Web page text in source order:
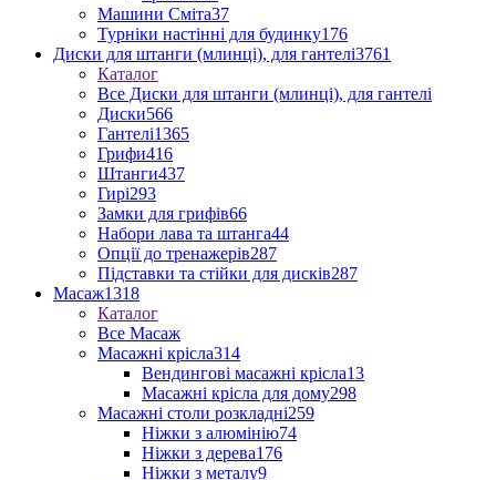
Машини Сміта37
Турніки настінні для будинку176
Диски для штанги (млинці), для гантелі3761
Каталог
Все Диски для штанги (млинці), для гантелі
Диски566
Гантелі1365
Грифи416
Штанги437
Гирі293
Замки для грифів66
Набори лава та штанга44
Опції до тренажерів287
Підставки та стійки для дисків287
Масаж1318
Каталог
Все Масаж
Масажні крісла314
Вендингові масажні крісла13
Масажні крісла для дому298
Масажні столи розкладні259
Ніжки з алюмінію74
Ніжки з дерева176
Ніжки з металу9